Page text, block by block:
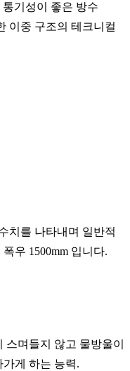
기성이 좋은 방수
이중 구조의 테크니컬
치를 나타내며 일반적
우 1500mm 입니다.
며들지 않고 물방울이
게 하는 능력.